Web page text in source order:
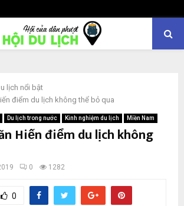
lịch nổi bật
điểm du lịch không thể bỏ qua
Du lịch trong nước Kinh nghiệm du lịch Miền Nam
Hiến điểm du lịch không
0 1282
0